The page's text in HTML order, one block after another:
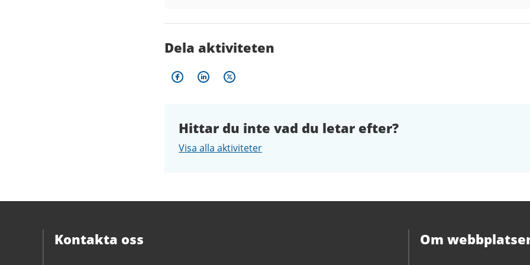
Dela aktiviteten
Hittar du inte vad du letar efter?
Visa alla aktiviteter
Kontakta oss Om